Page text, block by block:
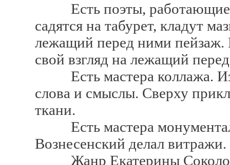
Есть поэты, работающие
садятся на табурет, кладут
лежащий перед ними
свой взгляд на лежащий
Есть мастера коллажа. Из
слова и смыслы. Сверху
ткани.
Есть мастера
Вознесенский делал витражи.
Жанр Екатерины